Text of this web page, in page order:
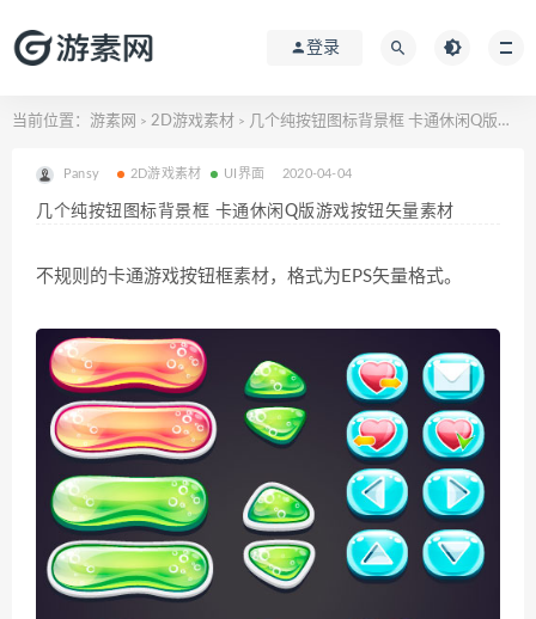
登录
当前位置： 游素网 > 2D游戏素材 > 几个纯按钮图标背景框 卡通休闲Q版游戏按钮矢量素材
Pansy 2D游戏素材 UI界面 2020-04-04
几个纯按钮图标背景框 卡通休闲Q版游戏按钮矢量素材
不规则的卡通游戏按钮框素材，格式为EPS矢量格式。